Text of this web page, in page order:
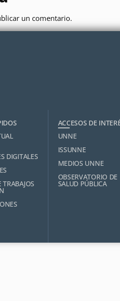
un comentario.
DIGITALES
TRABAJOS
ACCESOS DE
UNNE
ISSUNNE
MEDIOS UNNE
OBSERVATORIO DE
SALUD PÚBLICA